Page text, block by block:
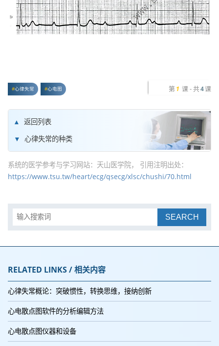
心律失常 心电图 第 1 课 - 共4课
返回列表
心律失常的种类
系统的医学参考与学习网站：天山医学院， 引用注明出处：
https://www.tsu.tw/heart/ecg/qsecg/xlsc/chushi/70.html
SEARCH
RELATED LINKS / 相关内容
心律失常概论：突破惯性，转换思维，接纳创新
心电散点图软件的分析编辑方法
心电散点图仪器和设备